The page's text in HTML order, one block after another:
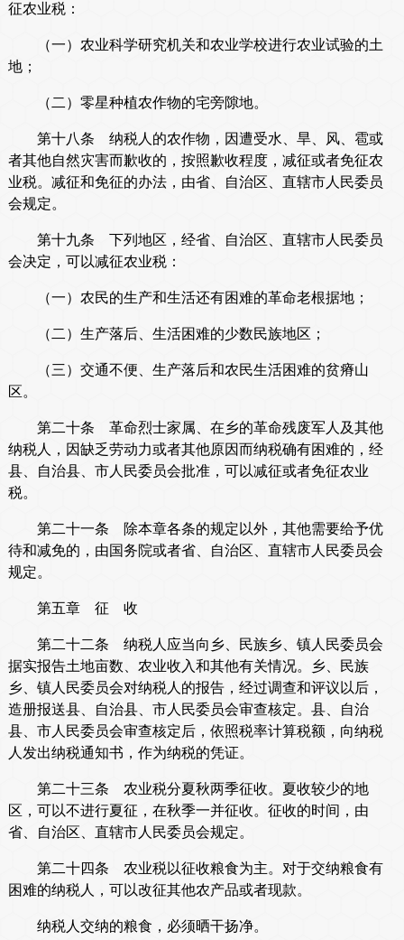
征农业税：
（一）农业科学研究机关和农业学校进行农业试验的土
地；
（二）零星种植农作物的宅旁隙地。
第十八条 纳税人的农作物，因遭受水、旱、风、雹或
者其他自然灾害而歉收的，按照歉收程度，减征或者免征农
业税。减征和免征的办法，由省、自治区、直辖市人民委员
会规定。
第十九条 下列地区，经省、自治区、直辖市人民委员
会决定，可以减征农业税：
（一）农民的生产和生活还有困难的革命老根据地；
（二）生产落后、生活困难的少数民族地区；
（三）交通不便、生产落后和农民生活困难的贫瘠山
区。
第二十条 革命烈士家属、在乡的革命残废军人及其他
纳税人，因缺乏劳动力或者其他原因而纳税确有困难的，经
县、自治县、市人民委员会批准，可以减征或者免征农业
税。
第二十一条 除本章各条的规定以外，其他需要给予优
待和减免的，由国务院或者省、自治区、直辖市人民委员会
规定。
第五章 征 收
第二十二条 纳税人应当向乡、民族乡、镇人民委员会
据实报告土地亩数、农业收入和其他有关情况。乡、民族
乡、镇人民委员会对纳税人的报告，经过调查和评议以后，
造册报送县、自治县、市人民委员会审查核定。县、自治
县、市人民委员会审查核定后，依照税率计算税额，向纳税
人发出纳税通知书，作为纳税的凭证。
第二十三条 农业税分夏秋两季征收。夏收较少的地
区，可以不进行夏征，在秋季一并征收。征收的时间，由
省、自治区、直辖市人民委员会规定。
第二十四条 农业税以征收粮食为主。对于交纳粮食有
困难的纳税人，可以改征其他农产品或者现款。
纳税人交纳的粮食，必须晒干扬净。